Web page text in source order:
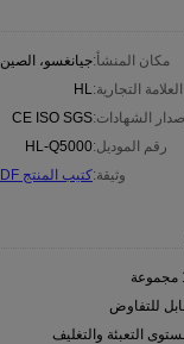
مكان المنشأ:جيانغسو، الصين
التجارية:HL
الشهادات:CE ISO SGS
رقم الموديل:HL-Q5000
وثيقة:كتيب المنتج PDF
للتفاوض
التعبئة والتغليف